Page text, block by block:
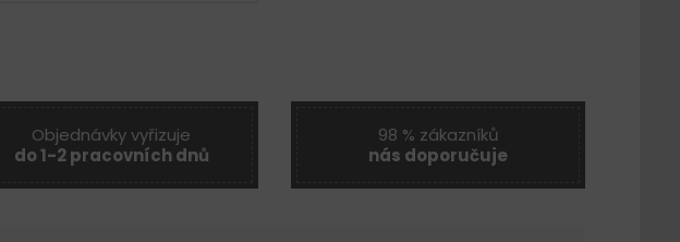
Objednávky vyřizuje
do 1-2 pracovních dnů
98 % zákazníků
nás doporučuje